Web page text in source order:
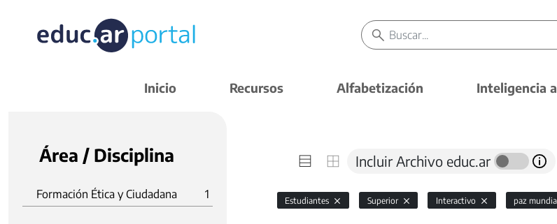
Inicio Recursos Alfabetización Inteligencia
Área / Disciplina
Formación Ética y Ciudadana 1
Incluir Archivo educ.ar
Estudiantes Superior Interactivo paz